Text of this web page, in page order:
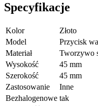
Specyfikacje
Kolor
Złoto
Model
Przycisk
Materiał
Tworzywo
Wysokość
45 mm
Szerokość
45 mm
Zastosowanie
Inne
Bezhalogenowe tak